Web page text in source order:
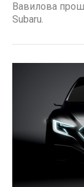
Вавилова
Subaru.